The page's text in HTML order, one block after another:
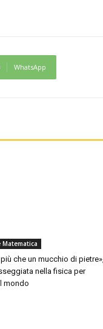
WhatsApp
Matematica
che un mucchio di pietre»,
nella fisica per
mondo